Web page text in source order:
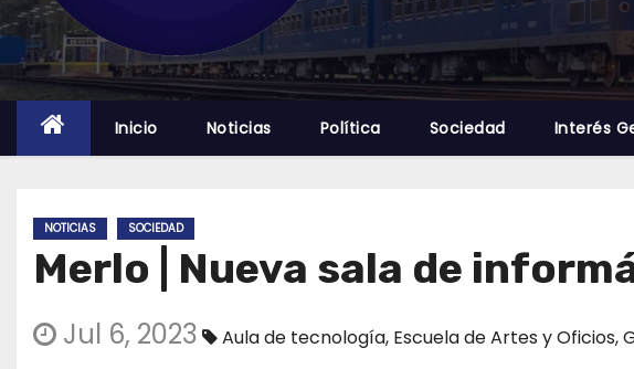
Inicio Noticias Política Sociedad Interés
NOTICIAS SOCIEDAD
Merlo | Nueva sala de
Jul 6, 2023 Aula de tecnología, Escuela de Artes y Oficios,